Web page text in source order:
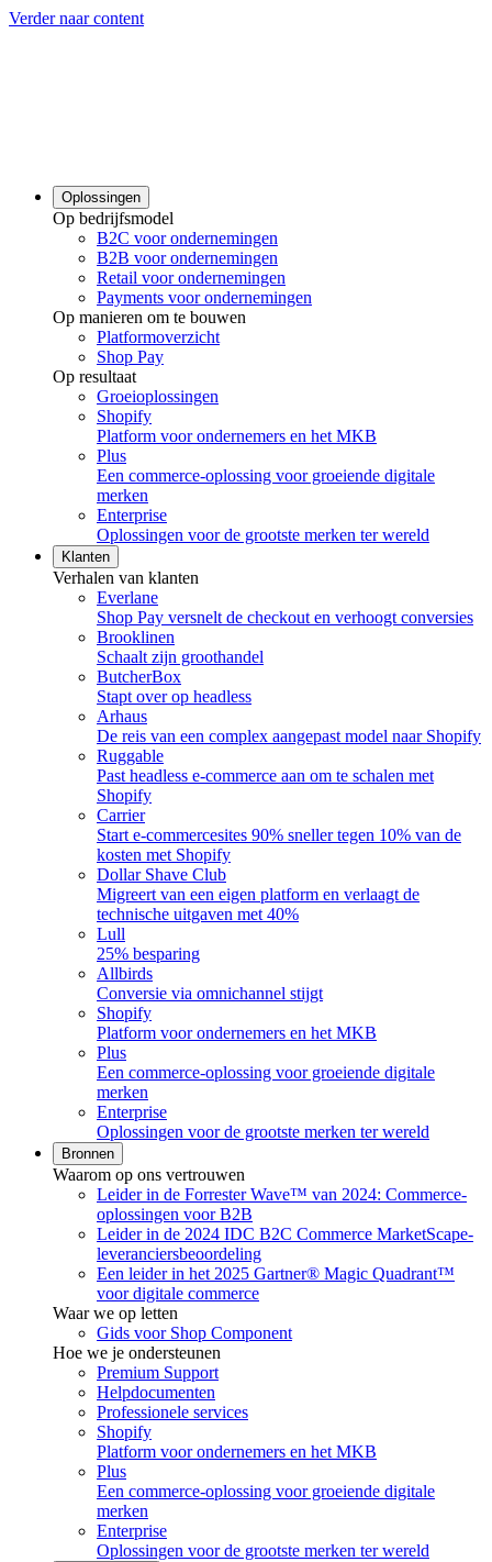
Verder naar content
Oplossingen
Op bedrijfsmodel
B2C voor ondernemingen
B2B voor ondernemingen
Retail voor ondernemingen
Payments voor ondernemingen
Op manieren om te bouwen
Platformoverzicht
Shop Pay
Op resultaat
Groeioplossingen
Shopify
Platform voor ondernemers en het MKB
Plus
Een commerce-oplossing voor groeiende digitale
merken
Enterprise
Oplossingen voor de grootste merken ter wereld
Klanten
Verhalen van klanten
Everlane
Shop Pay versnelt de checkout en verhoogt conversies
Brooklinen
Schaalt zijn groothandel
ButcherBox
Stapt over op headless
Arhaus
De reis van een complex aangepast model naar Shopify
Ruggable
Past headless e-commerce aan om te schalen met
Shopify
Carrier
Start e-commercesites 90% sneller tegen 10% van de
kosten met Shopify
Dollar Shave Club
Migreert van een eigen platform en verlaagt de
technische uitgaven met 40%
Lull
25% besparing
Allbirds
Conversie via omnichannel stijgt
Shopify
Platform voor ondernemers en het MKB
Plus
Een commerce-oplossing voor groeiende digitale
merken
Enterprise
Oplossingen voor de grootste merken ter wereld
Bronnen
Waarom op ons vertrouwen
Leider in de Forrester Wave™ van 2024: Commerce-
oplossingen voor B2B
Leider in de 2024 IDC B2C Commerce MarketScape-
leveranciersbeoordeling
Een leider in het 2025 Gartner® Magic Quadrant™
voor digitale commerce
Waar we op letten
Gids voor Shop Component
Hoe we je ondersteunen
Premium Support
Helpdocumenten
Professionele services
Shopify
Platform voor ondernemers en het MKB
Plus
Een commerce-oplossing voor groeiende digitale
merken
Enterprise
Oplossingen voor de grootste merken ter wereld